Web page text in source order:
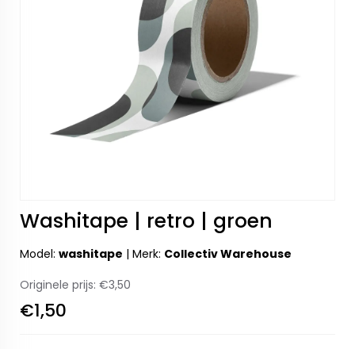
Washitape | retro | groen
Model: washitape | Merk: Collectiv Warehouse
Originele prijs: €3,50
€1,50